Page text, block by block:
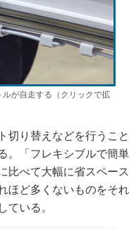
が自走する（クリックで拡
切り替えなどを行うこと
。「フレキシブルで簡単
比べて大幅に省スペース
ほど多くないものをそれ
ている。